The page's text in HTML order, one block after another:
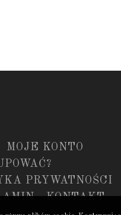
MOJE KONTO
PRYWATNOŚCI
KONTAKT